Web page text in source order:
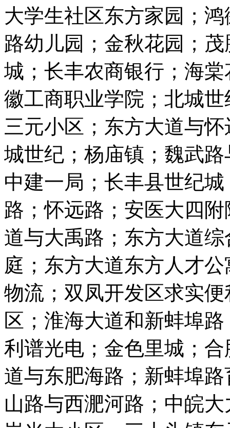
大学生社区东方家园；
路幼儿园；金秋花园；
城；长丰农商银行；海
徽工商职业学院；北城
三元小区；东方大道与
城世纪；杨庙镇；魏武
中建一局；长丰县世纪
路；怀远路；安医大四
道与大禹路；东方大道
庭；东方大道东方人才
物流；双凤开发区求实
区；淮海大道和新蚌埠
利谱光电；金色里城；
道与东肥海路；新蚌埠
山路与西淝河路；中皖